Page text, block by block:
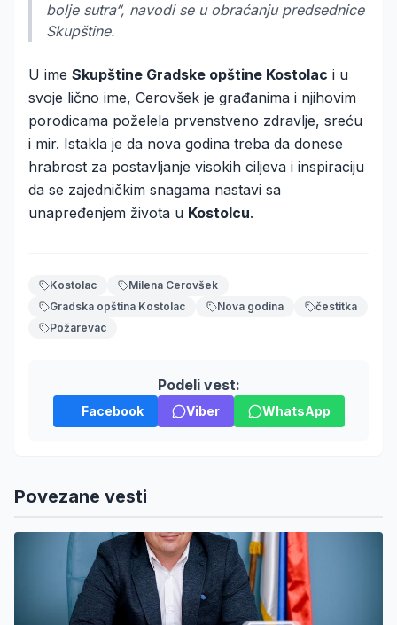
bolje sutra“, navodi se u obraćanju predsednice
Skupštine.
U ime Skupštine Gradske opštine Kostolac i u
svoje lično ime, Cerovšek je građanima i njihovim
porodicama poželela prvenstveno zdravlje, sreću
i mir. Istakla je da nova godina treba da donese
hrabrost za postavljanje visokih ciljeva i inspiraciju
da se zajedničkim snagama nastavi sa
unapređenjem života u Kostolcu.
Kostolac
Milena Cerovšek
Gradska opština Kostolac
Nova godina
čestitka
Požarevac
Podeli vest:
Facebook Viber WhatsApp
Povezane vesti